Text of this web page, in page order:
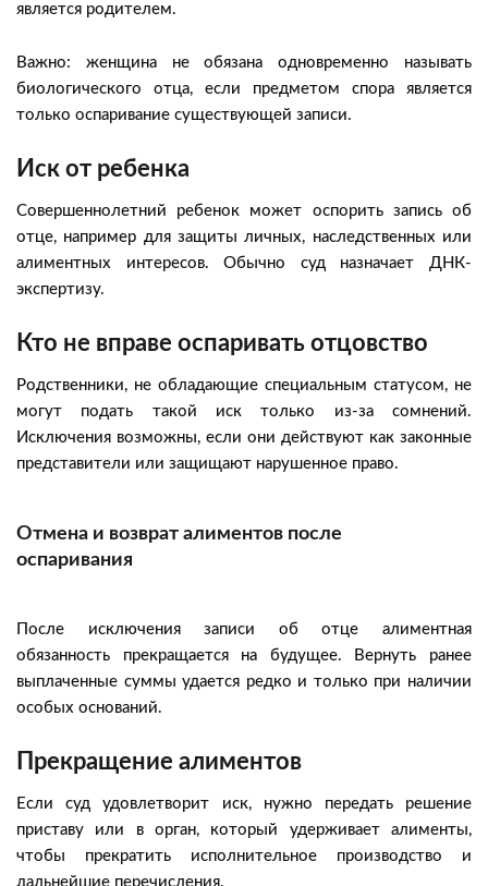
является родителем.
Важно: женщина не обязана одновременно называть
биологического отца, если предметом спора является
только оспаривание существующей записи.
Иск от ребенка
Совершеннолетний ребенок может оспорить запись об
отце, например для защиты личных, наследственных или
алиментных интересов. Обычно суд назначает ДНК-
экспертизу.
Кто не вправе оспаривать отцовство
Родственники, не обладающие специальным статусом, не
могут подать такой иск только из-за сомнений.
Исключения возможны, если они действуют как законные
представители или защищают нарушенное право.
Отмена и возврат алиментов после
оспаривания
После исключения записи об отце алиментная
обязанность прекращается на будущее. Вернуть ранее
выплаченные суммы удается редко и только при наличии
особых оснований.
Прекращение алиментов
Если суд удовлетворит иск, нужно передать решение
приставу или в орган, который удерживает алименты,
чтобы прекратить исполнительное производство и
дальнейшие перечисления.